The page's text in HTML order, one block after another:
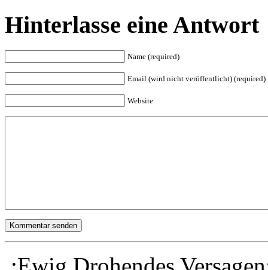
Hinterlasse eine Antwort
Name (required)
Email (wird nicht veröffentlicht) (required)
Website